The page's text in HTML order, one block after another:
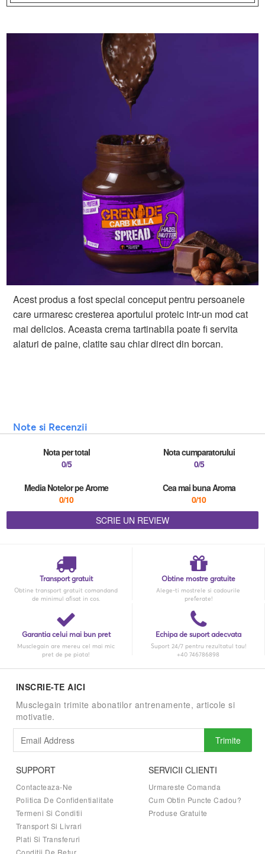
Acest produs a fost special conceput pentru persoanele
care urmaresc cresterea aportului proteic intr-un mod cat
mai delicios. Aceasta crema tartinabila poate fi servita
alaturi de paine, clatite sau chiar direct din borcan.
Note si Recenzii
Nota per total
0/5
Nota cumparatorului
0/5
Media Notelor pe Arome
0/10
Cea mai buna Aroma
0/10
SCRIE UN REVIEW
Transport gratuit
Obtine transport gratuit comandand
de minimul afisat in cos.
Obtine mostre gratuite
Alege-ti mostrele si cadourile
preferate!
Garantia celui mai bun pret
Musclegain are mereu cel mai mic
pret de pe piata!
Echipa de suport adecvata
Suport 24/7 pentru rezultatul tau!
+40 746786898
INSCRIE-TE AICI
Musclegain trimite abonatilor antrenamente, articole si
motivatie.
Trimite
SUPPORT
Contacteaza-Ne
Politica De Confidentialitate
Termeni Si Conditii
Transport Si Livrari
Plati Si Transferuri
Conditii De Retur
SERVICII CLIENTI
Urmareste Comanda
Cum Obtin Puncte Cadou?
Produse Gratuite